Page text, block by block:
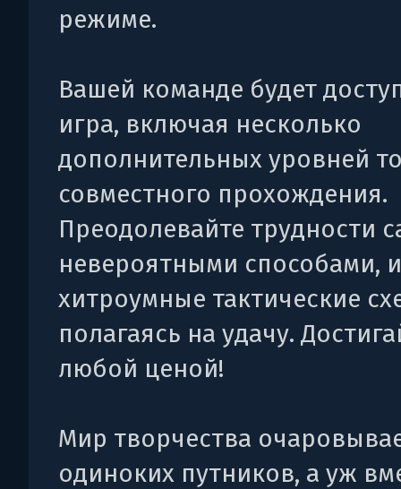
режиме.
Вашей команде будет
игра, включая несколько
дополнительных уровней
совместного прохождения.
Преодолевайте трудности
невероятными способами,
хитроумные тактические
полагаясь на удачу.
любой ценой!
Мир творчества
одиноких путников, а уж